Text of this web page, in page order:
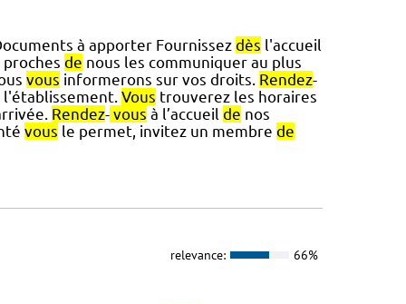
à apporter Fournissez dès l'accueil
de nous les communiquer au plus
vous informerons sur vos droits. Rendez-
l'établissement. Vous trouverez les horaires
Rendez- vous à l’accueil de nos
vous le permet, invitez un membre de
relevance: 66%